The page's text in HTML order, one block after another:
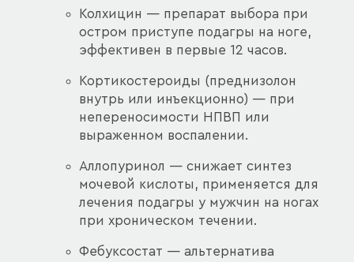
Колхицин — препарат выбора при
остром приступе подагры на ноге,
эффективен в первые 12 часов.
Кортикостероиды (преднизолон
внутрь или инъекционно) — при
непереносимости НПВП или
выраженном воспалении.
Аллопуринол — снижает синтез
мочевой кислоты, применяется для
лечения подагры у мужчин на ногах
при хроническом течении.
Фебуксостат — альтернатива